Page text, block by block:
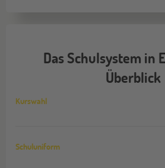
Das Schulsystem in
Überblick
Kurswahl
Schuluniform